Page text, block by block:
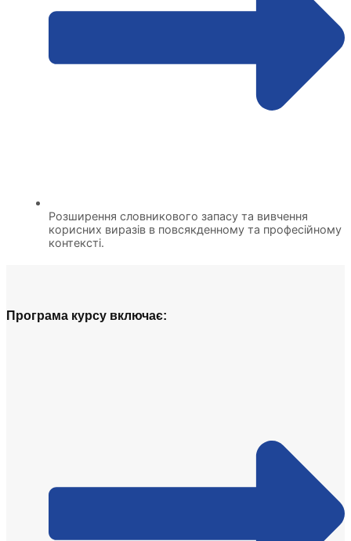
Розширення словникового запасу та вивчення
корисних виразів в повсякденному та професійному
контексті.
Програма курсу включає: